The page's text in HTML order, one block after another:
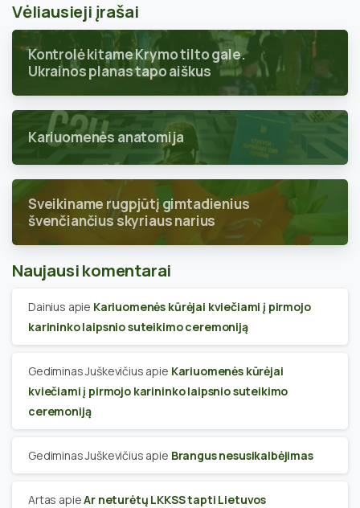
Vėliausieji įrašai
Kontrolė kitame Krymo tilto gale.
Ukrainos planas tapo aiškus
Kariuomenės anatomija
Sveikiname rugpjūtį gimtadienius
švenčiančius skyriaus narius
Naujausi komentarai
Dainius apie Kariuomenės kūrėjai kviečiami į pirmojo
karininko laipsnio suteikimo ceremoniją
Gediminas Juškevičius apie Kariuomenės kūrėjai
kviečiami į pirmojo karininko laipsnio suteikimo
ceremoniją
Gediminas Juškevičius apie Brangus nesusikalbėjimas
Artas apieAr neturėtų LKKSS tapti Lietuvos